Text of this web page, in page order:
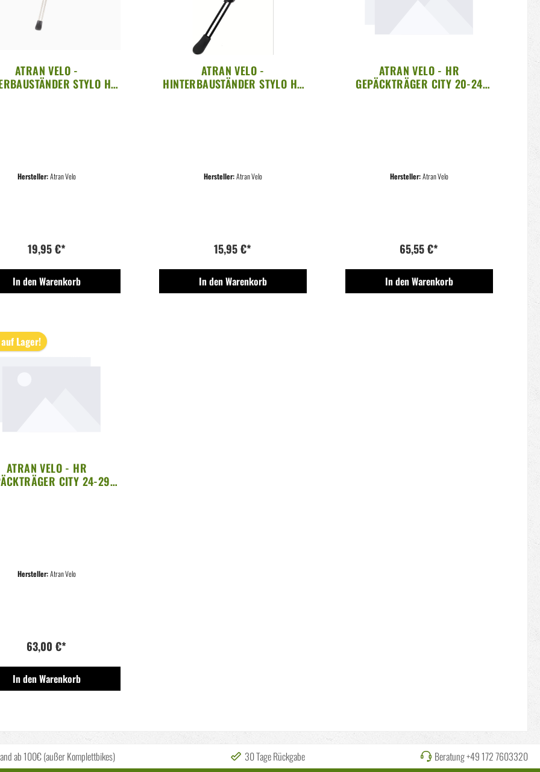
ATRAN VELO -
STYLO HV
Hersteller:Atran Velo
19,95 €*
In den Warenkorb
ATRAN VELO -
HINTERBAUSTÄNDER STYLO HV
Hersteller:Atran Velo
15,95 €*
In den Warenkorb
ATRAN VELO - HR
GEPÄCKTRÄGER CITY 20-24
Hersteller:Atran Velo
65,55 €*
In den Warenkorb
Lager!
ATRAN VELO - HR
CITY 24-29
Hersteller:Atran Velo
63,00 €*
In den Warenkorb
ab 100€ (außer Komplettbikes) 30 Tage Rückgabe Beratung +49 172 7603320